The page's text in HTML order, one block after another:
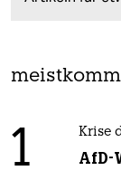
1 Krise
AfD-